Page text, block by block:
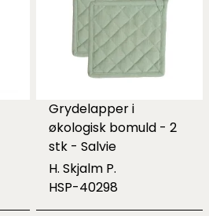
Grydelapper i
økologisk bomuld - 2
stk - Salvie
H. Skjalm P.
HSP-40298